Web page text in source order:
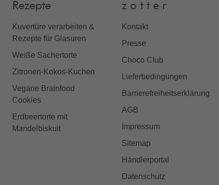
Rezepte
Kuvertüre verarbeiten &
Rezepte für Glasuren
Weiße Sachertorte
Zitronen-Kokos-Kuchen
Vegane Brainfood
Cookies
Erdbeertorte mit
Mandelbiskuit
z o t t e r
Kontakt
Presse
Choco Club
Lieferbedingungen
Barrierefreiheitserklärung
AGB
Impressum
Sitemap
Händlerportal
Datenschutz